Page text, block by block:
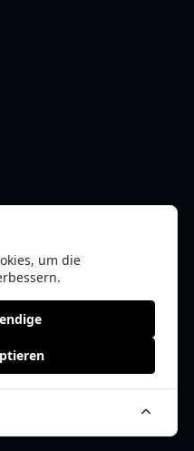
| * =Affiliate-Links /
um die